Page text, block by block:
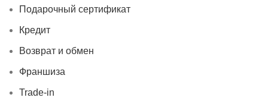
Подарочный сертификат
Кредит
Возврат и обмен
Франшиза
Trade-in